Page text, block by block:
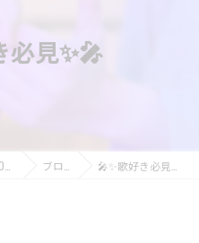
必見✨🎤
ブログ 🎤✨歌好き必見✨🎤